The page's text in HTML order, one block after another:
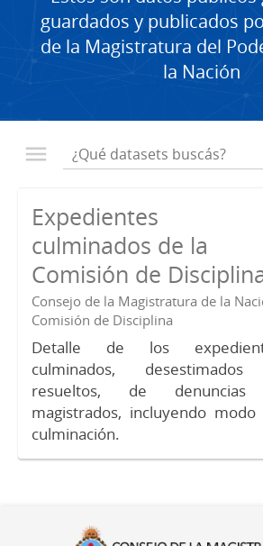
guardados y publicados
de la Magistratura del
la Nación
Expedientes
culminados de la
Comisión de
Consejo de la Magistratura de la
Comisión de Disciplina
Detalle de los
culminados,
resueltos, de
magistrados, incluyendo modo
culminación.